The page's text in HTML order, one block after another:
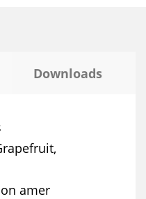
Downloads
amer